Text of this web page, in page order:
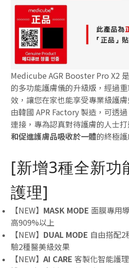
Medicube AGR Booster Pro X2
的多功能護膚儀的升級版，經過
效，讓您在家也能享受專業級護膚
由韓國 APR Factory 製造，可透
連接，專為認真對待護膚的人士
和促進護膚品吸收於一體的終極
[新增3種全新功
護理]
【NEW】 MASK MODE 面膜專用
高909%以上
【NEW】 DUAL MODE 自由搭配2
驗2種醫美級效果
【NEW】AI CARE 客製化智能護